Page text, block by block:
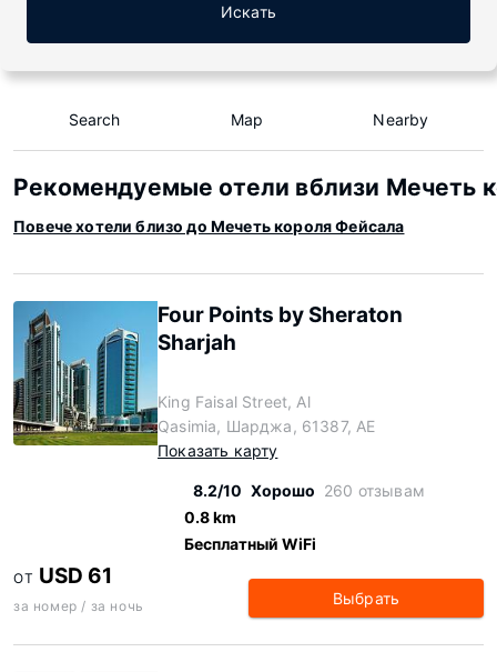
Искать
Search Map Nearby
Рекомендуемые отели вблизи Мечеть
Повече хотели близо до Мечеть короля Фейсала
Four Points by Sheraton
Sharjah
King Faisal Street, Al
Qasimia, Шарджа, 61387, AE
Показать карту
8.2/10 Хорошо 260 отзывам
0.8 km
Бесплатный WiFi
ОТ USD 61
за номер / за ночь Выбрать